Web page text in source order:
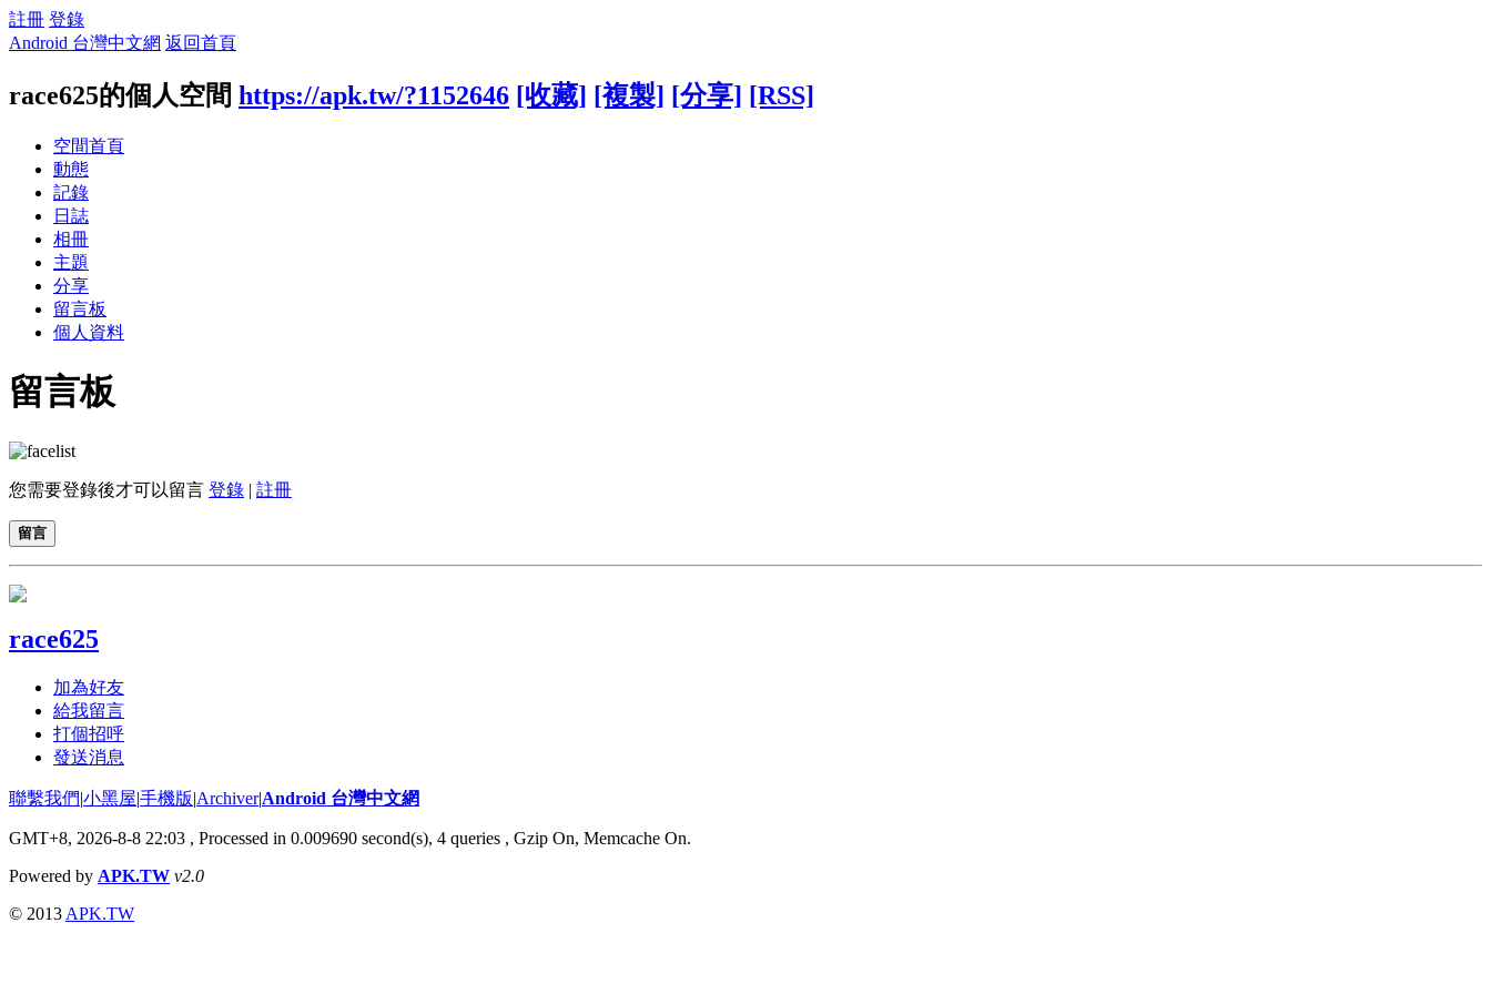
註冊 登錄
Android 台灣中文網 返回首頁
race625的個人空間 https://apk.tw/?1152646 [收藏] [複製] [分享] [RSS]
空間首頁
動態
記錄
日誌
相冊
主題
分享
留言板
個人資料
留言板
您需要登錄後才可以留言 登錄 | 註冊
留言
race625
加為好友
給我留言
打個招呼
發送消息
聯繫我們|小黑屋|手機版|Archiver|Android 台灣中文網
GMT+8, 2026-8-8 22:03 , Processed in 0.009690 second(s), 4 queries , Gzip On, Memcache On.
Powered by APK.TW v2.0
© 2013 APK.TW